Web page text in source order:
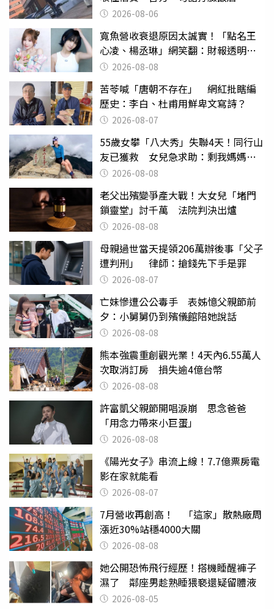
2026-08-06
寬魚營收衰退原因太誠實！「點名王
心凌、楊丞琳」網笑翻：財報透明度
滿分2026-08-08
苦苓喊「唐朝不存在」 網紅批瞎編
歷史：李白、杜甫用鮮卑文寫詩？
2026-08-07
55歲女攀「八大秀」失聯4天！同行山
友已獲救 女兒急求助：剩我媽媽還
沒找到
2026-08-08
老父出殯變爭產大戰！大女兒「堵門
鎖靈堂」討千萬 法院判決出爐
2026-08-08
母親過世當天提領206萬辦後事「父子
遭判刑」 律師：搶錢先下手是罪
2026-08-07
亡妹慘遭公公毒手 表姊憶父親節前
夕：小舅舅仍到殯儀館陪她說話
2026-08-08
熊本強震重創觀光業！4天內6.55萬人
次取消訂房 損失逾4億台幣
2026-08-08
許富凱父親節開唱淚崩 思念爸爸
「用念力帶來小巨蛋」
2026-08-08
《陽光女子》串流上線！7.7億票房電
影在家就能看
2026-08-07
7月營收再創高！ 「這家」散熱廠周
漲近30%站穩4000大關
2026-08-08
她公開恐怖飛行經歷！搭機睡醒褲子
濕了 鄰座男趁熟睡猥褻還疑留體液
2026-08-05